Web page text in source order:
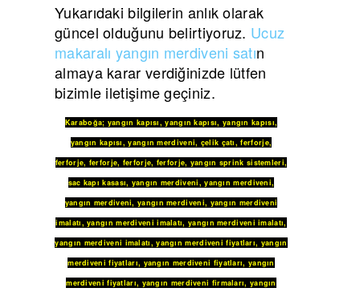
Yukarıdaki bilgilerin anlık olarak
güncel olduğunu belirtiyoruz. Ucuz
makaralı yangın merdiveni satın
almaya karar verdiğinizde lütfen
bizimle iletişime geçiniz.
Karaboğa; yangın kapısı,yangın kapısı, yangın kapısı,
yangın kapısı,yangın merdiveni, çelik çatı,ferforje,
ferforje, ferforje, ferforje, ferforje, yangın sprink sistemleri,
sac kapı kasası, yangın merdiveni,yangın merdiveni,
yangın merdiveni,yangın merdiveni, yangın merdiveni
imalatı,yangın merdiveni imalatı, yangın merdiveni imalatı,
yangın merdiveni imalatı,yangın merdiveni fiyatları, yangın
merdiveni fiyatları, yangın merdiveni fiyatları, yangın
merdiveni fiyatları, yangın merdiveni firmaları, yangın